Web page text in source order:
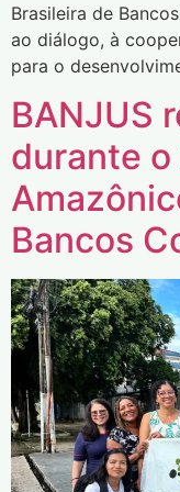
Brasileira de
ao diálogo, à
para o
BANJUS
durante o
Bancos